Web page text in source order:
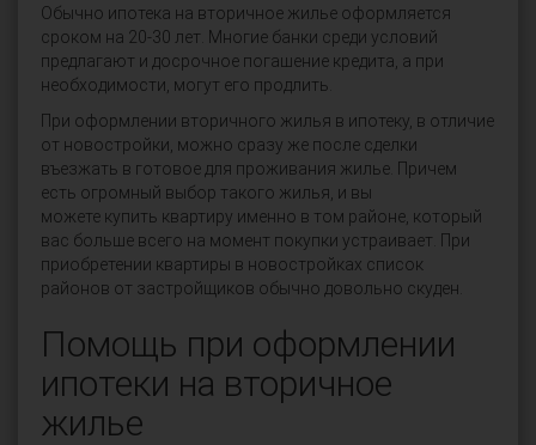
Обычно ипотека на вторичное жилье оформляется
сроком на 20-30 лет. Многие банки среди условий
предлагают и досрочное погашение кредита, а при
необходимости, могут его продлить.
При оформлении вторичного жилья в ипотеку, в отличие
от новостройки, можно сразу же после сделки
въезжать в готовое для проживания жилье. Причем
есть огромный выбор такого жилья, и вы
можете купить квартиру именно в том районе, который
вас больше всего на момент покупки устраивает. При
приобретении квартиры в новостройках список
районов от застройщиков обычно довольно скуден.
Помощь при оформлении
ипотеки на вторичное
жилье